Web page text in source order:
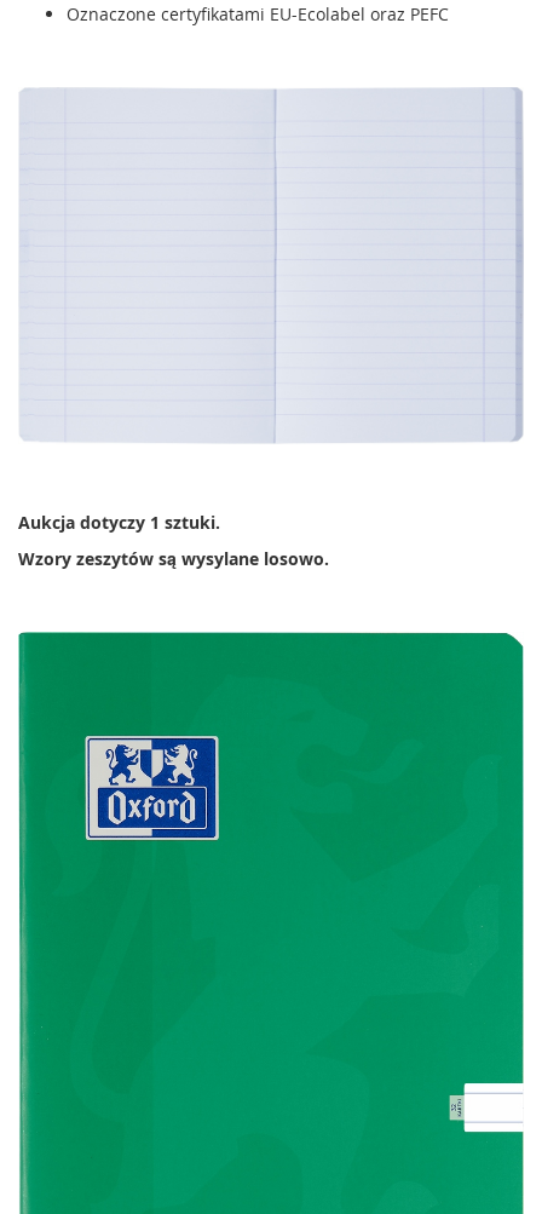
Oznaczone certyfikatami EU-Ecolabel oraz PEFC
Aukcja dotyczy 1 sztuki.
Wzory zeszytów są wysylane losowo.